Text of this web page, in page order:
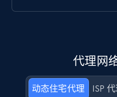
代理网
动态住宅代理 ISP